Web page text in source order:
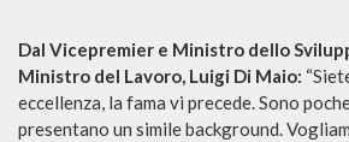
Dal Vicepremier e Ministro dello
Ministro del Lavoro, Luigi Di Maio:
eccellenza, la fama vi precede. Sono
presentano un simile background.